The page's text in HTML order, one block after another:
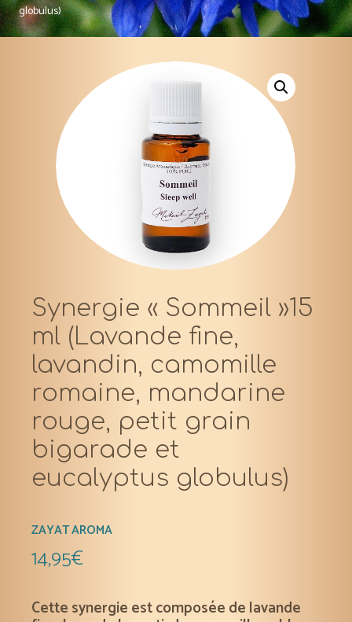
globulus)
Synergie « Sommeil »15
ml (Lavande fine,
lavandin, camomille
romaine, mandarine
rouge, petit grain
bigarade et
eucalyptus globulus)
ZAYAT AROMA
14,95€
Cette synergie est composée de lavande